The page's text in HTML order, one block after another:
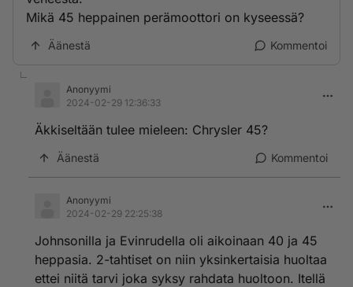
Mikä 45 heppainen perämoottori on kyseessä?
Äänestä Kommentoi
Anonyymi
2024-02-29 12:36:33
Äkkiseltään tulee mieleen: Chrysler 45?
Äänestä Kommentoi
Anonyymi
2024-02-29 22:25:38
Johnsonilla ja Evinrudella oli aikoinaan 40 ja 45
heppasia. 2-tahtiset on niin yksinkertaisia huoltaa
ettei niitä tarvi joka syksy rahdata huoltoon. Itellä